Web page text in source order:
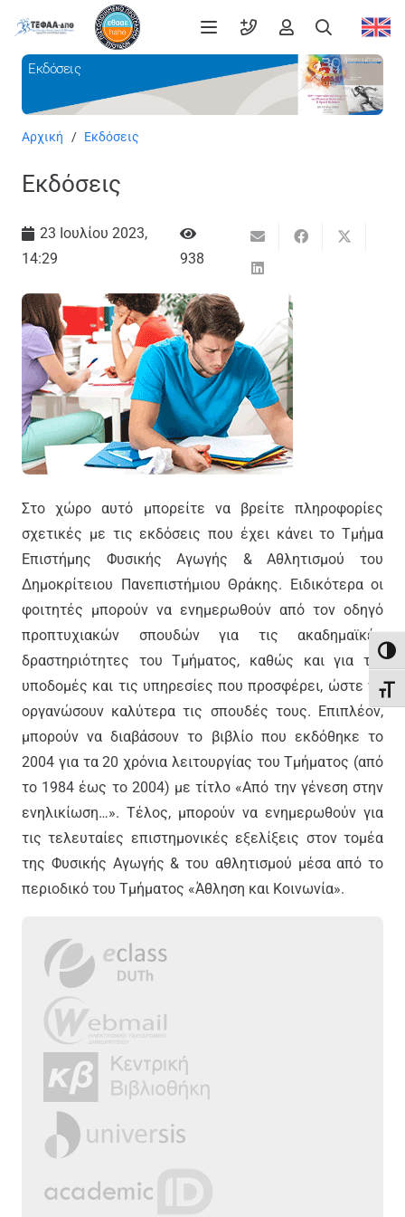
Εκδόσεις
Αρχική / Εκδόσεις
Εκδόσεις
23 Ιουλίου 2023,
14:29
938
Στο χώρο αυτό μπορείτε να βρείτε πληροφορίες
σχετικές με τις εκδόσεις που έχει κάνει το Τμήμα
Επιστήμης Φυσικής Αγωγής & Αθλητισμού του
Δημοκρίτειου Πανεπιστήμιου Θράκης. Ειδικότερα οι
φοιτητές μπορούν να ενημερωθούν από τον οδηγό
προπτυχιακών σπουδών για τις ακαδημαϊκές
δραστηριότητες του Τμήματος, καθώς και για τις
υποδομές και τις υπηρεσίες που προσφέρει, ώστε να
οργανώσουν καλύτερα τις σπουδές τους. Επιπλέον,
μπορούν να διαβάσουν το βιβλίο που εκδόθηκε το
2004 για τα 20 χρόνια λειτουργίας του Τμήματος (από
το 1984 έως το 2004) με τίτλο «Από την γένεση στην
ενηλικίωση…». Τέλος, μπορούν να ενημερωθούν για
τις τελευταίες επιστημονικές εξελίξεις στον τομέα
της Φυσικής Αγωγής & του αθλητισμού μέσα από το
περιοδικό του Τμήματος «Άθληση και Κοινωνία».